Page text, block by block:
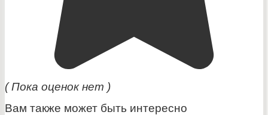
( Пока оценок нет )
Вам также может быть интересно